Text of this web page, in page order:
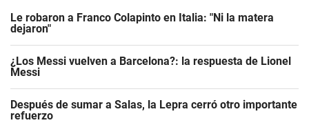
Le robaron a Franco Colapinto en Italia: "Ni la matera
dejaron"
¿Los Messi vuelven a Barcelona?: la respuesta de Lionel
Messi
Después de sumar a Salas, la Lepra cerró otro importante
refuerzo